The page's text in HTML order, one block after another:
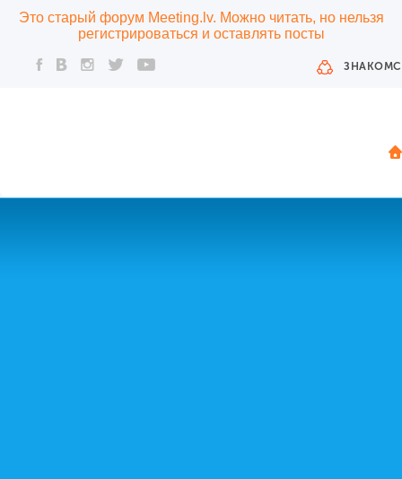
Это старый форум Meeting.lv. Можно читать, но нельзя
регистрироваться и оставлять посты